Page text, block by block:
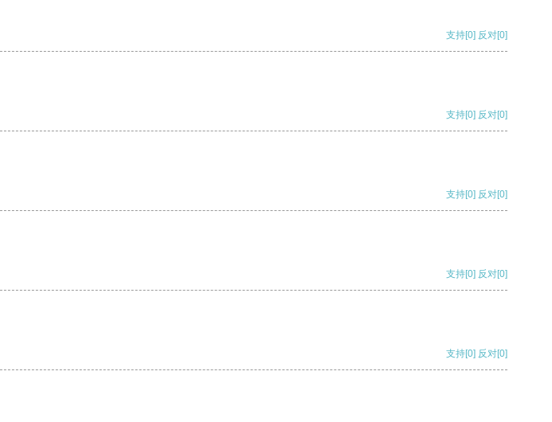
支持[0] 反对[0]
支持[0] 反对[0]
支持[0] 反对[0]
支持[0] 反对[0]
支持[0] 反对[0]